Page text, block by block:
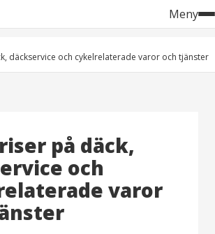
Meny
däckservice och cykelrelaterade varor och tjänster
på däck,
och
varor